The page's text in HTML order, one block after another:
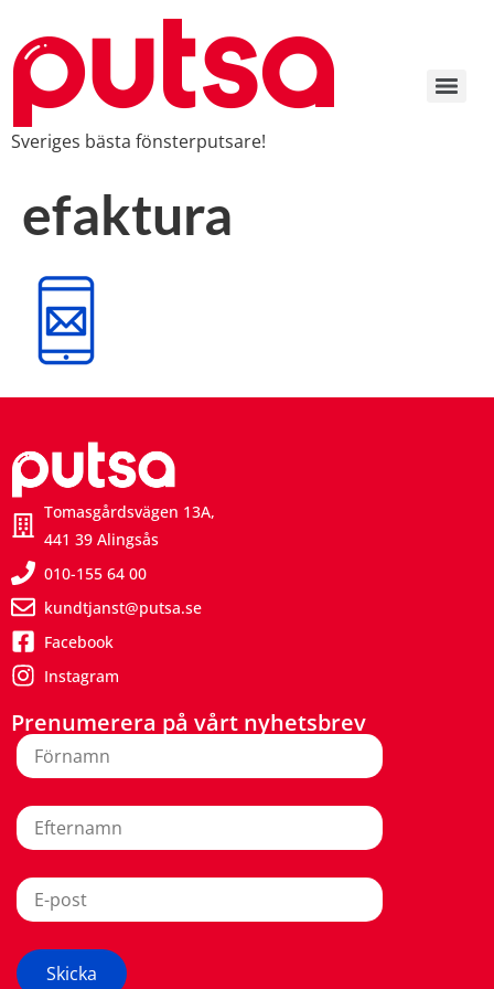
Sveriges bästa fönsterputsare!
efaktura
Tomasgårdsvägen 13A,
441 39 Alingsås
010-155 64 00
kundtjanst@putsa.se
Facebook
Instagram
Prenumerera på vårt nyhetsbrev